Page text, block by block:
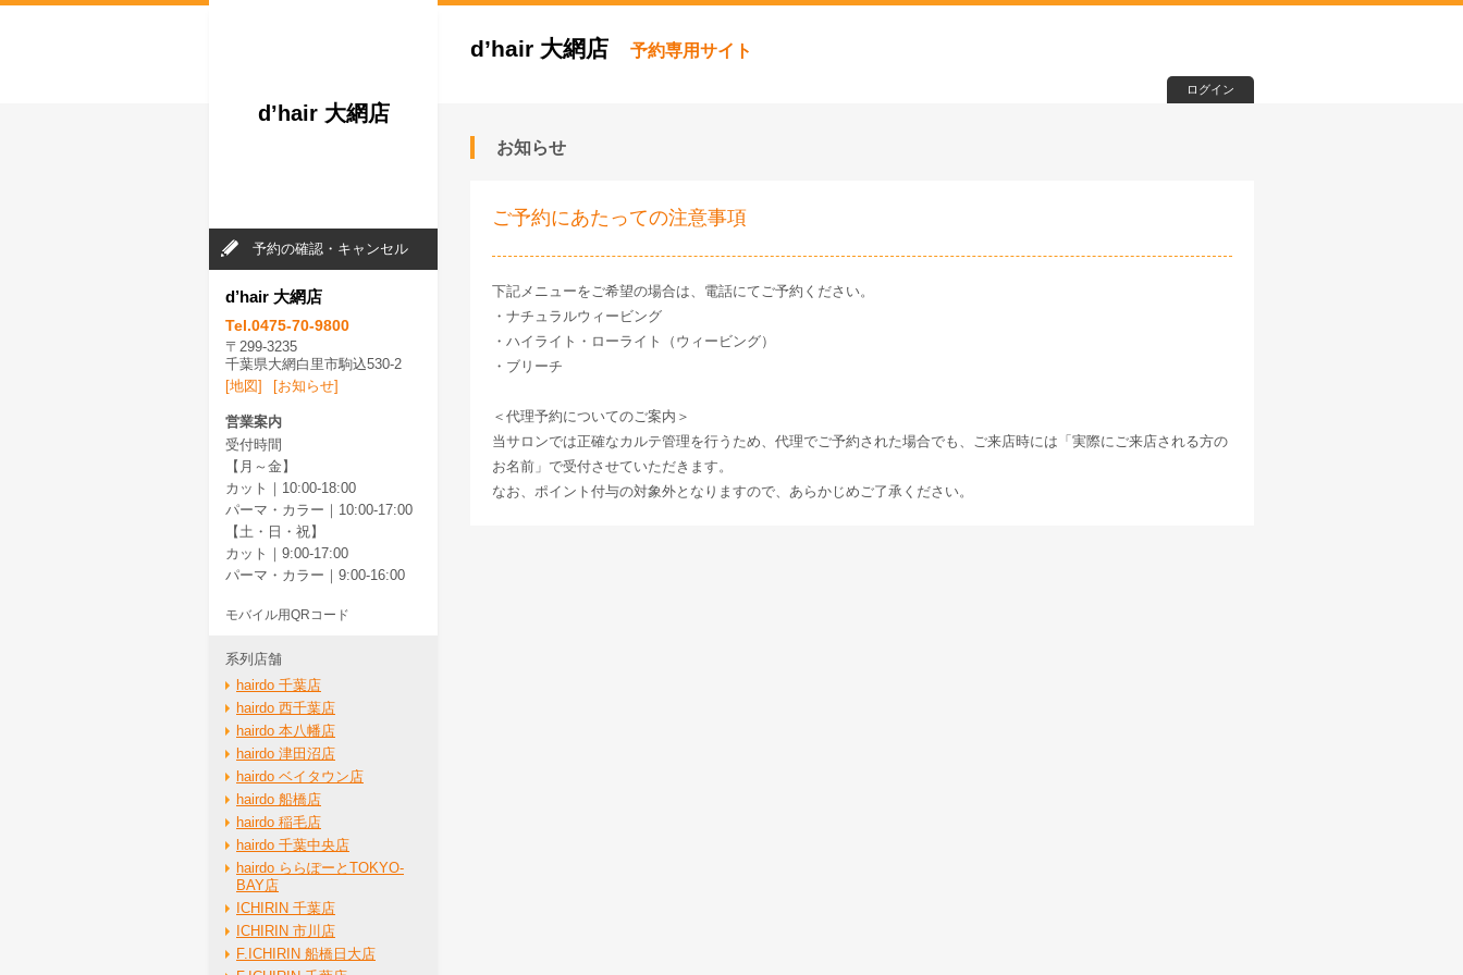
d’hair 大網店 予約専用サイト
ログイン
お知らせ
ご予約にあたっての注意事項
​下記メニューをご希望の場合は、電話にてご予約ください。
・ナチュラルウィービング
・ハイライト・ローライト（ウィービング）
・ブリーチ
＜代理予約についてのご案内＞
当サロンでは正確なカルテ管理を行うため、代理でご予約された場合でも、ご来店時には「実際にご来店される方の
お名前」で受付させていただきます。
なお、ポイント付与の対象外となりますので、あらかじめご了承ください。
d’hair 大網店
予約の確認・キャンセル
d’hair 大網店
Tel.0475-70-9800
〒299-3235
千葉県大網白里市駒込530-2
[地図]
[お知らせ]
営業案内
受付時間
【月～金】
カット｜10:00-18:00
パーマ・カラー｜10:00-17:00
【土・日・祝】
カット｜9:00-17:00
パーマ・カラー｜9:00-16:00
モバイル用QRコード
系列店舗
hairdo 千葉店
hairdo 西千葉店
hairdo 本八幡店
hairdo 津田沼店
hairdo ベイタウン店
hairdo 船橋店
hairdo 稲毛店
hairdo 千葉中央店
hairdo ららぽーとTOKYO-
BAY店
ICHIRIN 千葉店
ICHIRIN 市川店
F.ICHIRIN 船橋日大店